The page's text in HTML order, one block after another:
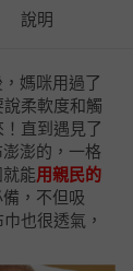
說明
媽咪用過了
柔軟度和觸
直到遇見了
澎澎的，一格
能用親民的
，不但吸
也很透氣，